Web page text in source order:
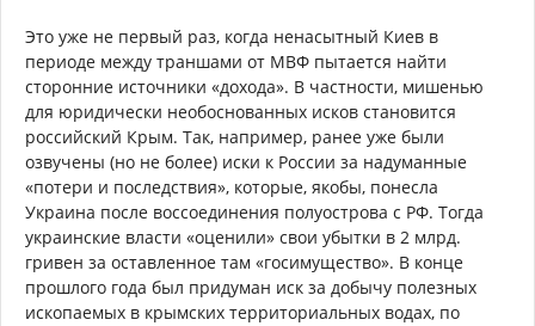
Это уже не первый раз, когда ненасытный Киев в
периоде между траншами от МВФ пытается найти
сторонние источники «дохода». В частности, мишенью
для юридически необоснованных исков становится
российский Крым. Так, например, ранее уже были
озвучены (но не более) иски к России за надуманные
«потери и последствия», которые, якобы, понесла
Украина после воссоединения полуострова с РФ. Тогда
украинские власти «оценили» свои убытки в 2 млрд.
гривен за оставленное там «госимущество». В конце
прошлого года был придуман иск за добычу полезных
ископаемых в крымских территориальных водах, по